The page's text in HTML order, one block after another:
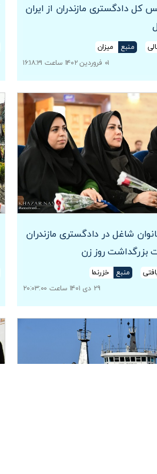
کل دادگستری مازندران از ایران
منبع
میزان
۰۱ فروردین ۱۴۰۲ ساعت ۱۶:۱۸:۳۱
شاغل در دادگستری مازندران
بزرگداشت روز زن
منبع
خزرنما
۲۹ دی ۱۴۰۱ ساعت ۲۰:۰۳:۰۰